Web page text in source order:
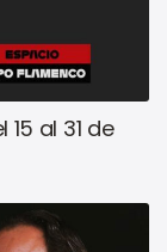
al 31 de